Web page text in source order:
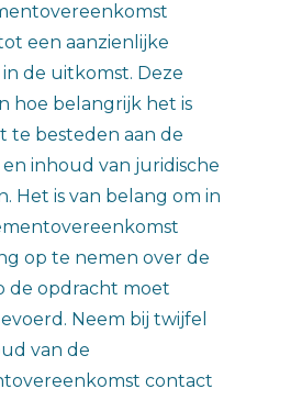
een aanzienlijke
de uitkomst. Deze
hoe belangrijk het is
te besteden aan de
inhoud van juridische
Het is van belang om in
op te nemen over de
de opdracht moet
Neem bij twijfel
van de
contact